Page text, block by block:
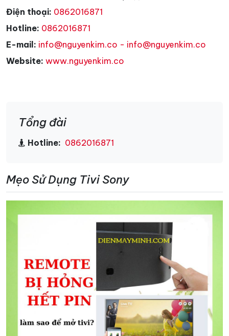
Điện thoại: 0862016871
Hotline: 0862016871
E-mail: info@nguyenkim.co - info@nguyenkim.co
Website: www.nguyenkim.co
Tổng đài
Hotline: 0862016871
Mẹo Sử Dụng Tivi Sony